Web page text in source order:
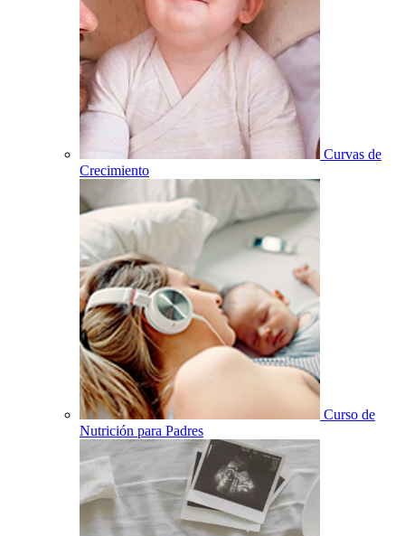
Curvas de
Crecimiento
Curso de
Nutrición para Padres